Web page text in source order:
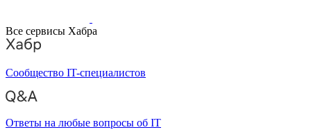
Все сервисы Хабра
Сообщество IT-специалистов
Ответы на любые вопросы об IT